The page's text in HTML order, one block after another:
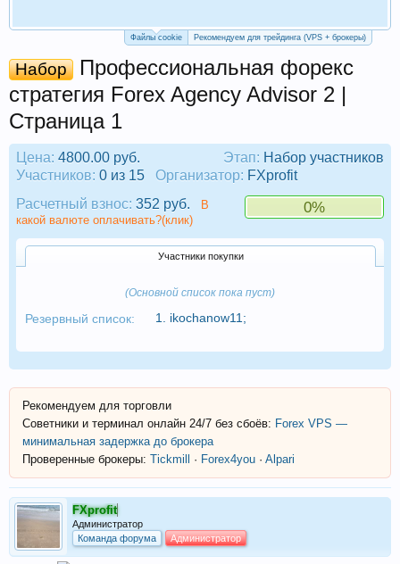
Файлы cookie Рекомендуем для трейдинга (VPS + брокеры)
Набор
Профессиональная форекс
стратегия Forex Agency Advisor 2 |
Страница 1
Этап: Набор участников
Цена: 4800.00 руб.
Участников: 0 из 15 Организатор: FXprofit
0%
Расчетный взнос: 352 руб.
В
какой валюте оплачивать?(клик)
Участники покупки
(Основной список пока пуст)
Резервный список: 1. ikochanow11 ;
Рекомендуем для торговли
Советники и терминал онлайн 24/7 без сбоёв: Forex VPS —
минимальная задержка до брокера
Проверенные брокеры: Tickmill · Forex4you · Alpari
FXprofit
Администратор
Команда форума
Администратор